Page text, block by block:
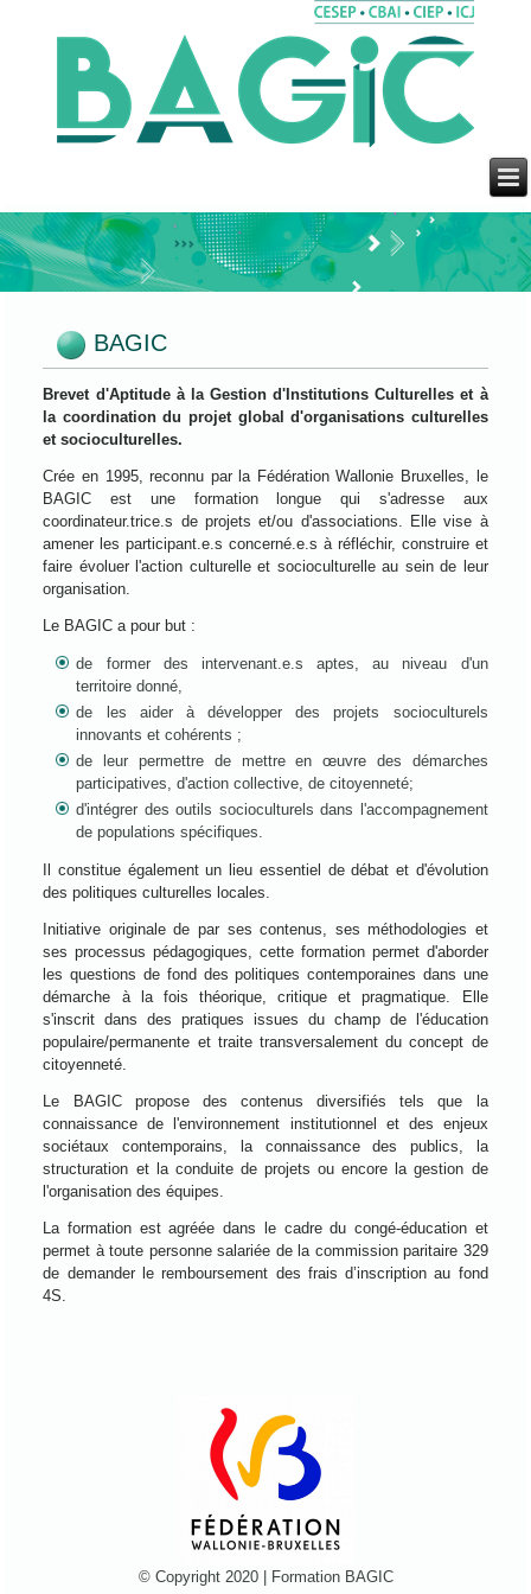
BAGIC
Brevet d'Aptitude à la Gestion d'Institutions Culturelles et à
la coordination du projet global d'organisations culturelles
et socioculturelles.
Crée en 1995, reconnu par la Fédération Wallonie Bruxelles, le
BAGIC est une formation longue qui s'adresse aux
coordinateur.trice.s de projets et/ou d'associations. Elle vise à
amener les participant.e.s concerné.e.s à réfléchir, construire et
faire évoluer l'action culturelle et socioculturelle au sein de leur
organisation.
Le BAGIC a pour but :
de former des intervenant.e.s aptes, au niveau d'un
territoire donné,
de les aider à développer des projets socioculturels
innovants et cohérents ;
de leur permettre de mettre en œuvre des démarches
participatives, d'action collective, de citoyenneté;
d'intégrer des outils socioculturels dans l'accompagnement
de populations spécifiques.
Il constitue également un lieu essentiel de débat et d'évolution
des politiques culturelles locales.
Initiative originale de par ses contenus, ses méthodologies et
ses processus pédagogiques, cette formation permet d'aborder
les questions de fond des politiques contemporaines dans une
démarche à la fois théorique, critique et pragmatique. Elle
s'inscrit dans des pratiques issues du champ de l'éducation
populaire/permanente et traite transversalement du concept de
citoyenneté.
Le BAGIC propose des contenus diversifiés tels que la
connaissance de l'environnement institutionnel et des enjeux
sociétaux contemporains, la connaissance des publics, la
structuration et la conduite de projets ou encore la gestion de
l'organisation des équipes.
La formation est agréée dans le cadre du congé-éducation et
permet à toute personne salariée de la commission paritaire 329
de demander le remboursement des frais d’inscription au fond
4S.
© Copyright 2020 | Formation BAGIC